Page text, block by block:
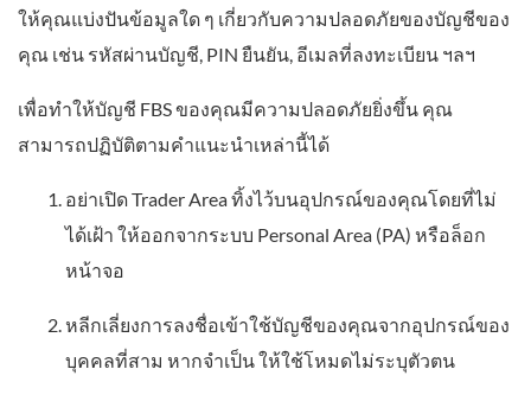
ให้คุณแบ่งปันข้อมูลใด ๆ เกี่ยวกับความปลอดภัยของบัญชีของ
คุณ เช่น รหัสผ่านบัญชี, PIN ยืนยัน, อีเมลที่ลงทะเบียน ฯลฯ
เพื่อทำให้บัญชี FBS ของคุณมีความปลอดภัยยิ่งขึ้น คุณ
สามารถปฏิบัติตามคำแนะนำเหล่านี้ได้
อย่าเปิด Trader Area ทิ้งไว้บนอุปกรณ์ของคุณโดยที่ไม่
ได้เฝ้า ให้ออกจากระบบ Personal Area (PA) หรือล็อก
หน้าจอ
หลีกเลี่ยงการลงชื่อเข้าใช้บัญชีของคุณจากอุปกรณ์ของ
บุคคลที่สาม หากจำเป็น ให้ใช้โหมดไม่ระบุตัวตน